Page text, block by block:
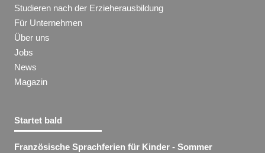
Studieren nach der Erzieherausbildung
Für Unternehmen
Über uns
Jobs
News
Magazin
Startet bald
Französische Sprachferien für Kinder - Sommer